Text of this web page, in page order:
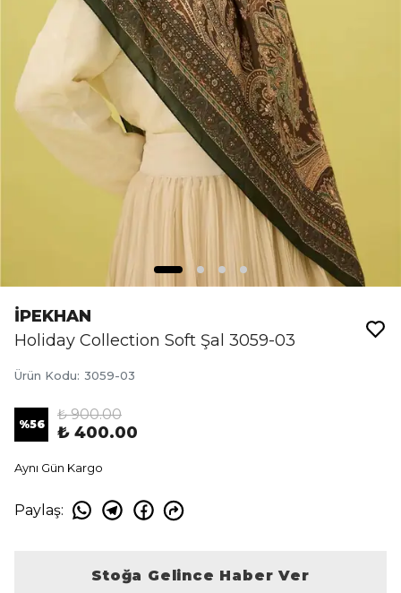
İPEKHAN
Holiday Collection Soft Şal 3059-03
Ürün Kodu: 3059-03
%56
₺ 900.00
₺ 400.00
Aynı Gün Kargo
Paylaş:
Stoğa Gelince Haber Ver